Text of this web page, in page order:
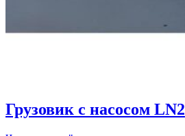
Грузовик с насосом LN2